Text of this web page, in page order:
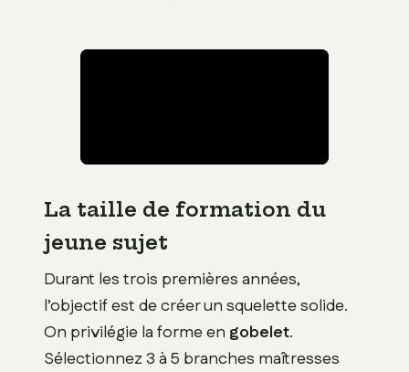
La taille de formation du
jeune sujet
Durant les trois premières années,
l’objectif est de créer un squelette solide.
On privilégie la forme en gobelet.
Sélectionnez 3 à 5 branches maîtresses